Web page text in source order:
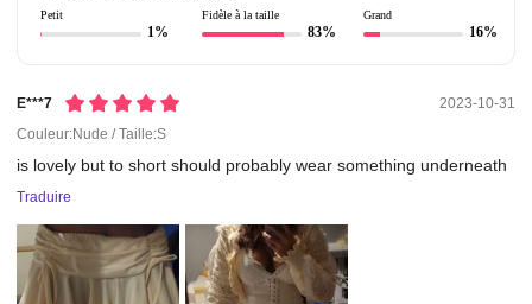
Petit
1%
Fidèle à la taille
83%
Grand
16%
E***7
2023-10-31
Couleur:Nude / Taille:S
is lovely buttoshortshould probablywearsomething underneath
Traduire